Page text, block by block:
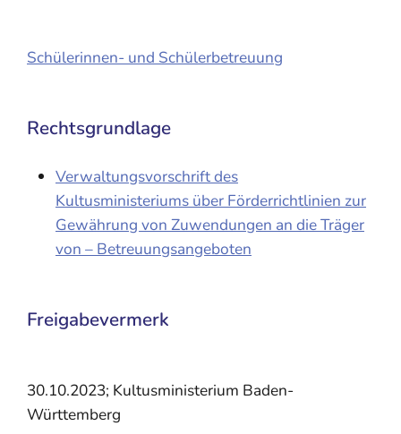
Schülerinnen- und Schülerbetreuung
Rechtsgrundlage
Verwaltungsvorschrift des
Kultusministeriums über Förderrichtlinien zur
Gewährung von Zuwendungen an die Träger
von – Betreuungsangeboten
Freigabevermerk
30.10.2023; Kultusministerium Baden-
Württemberg